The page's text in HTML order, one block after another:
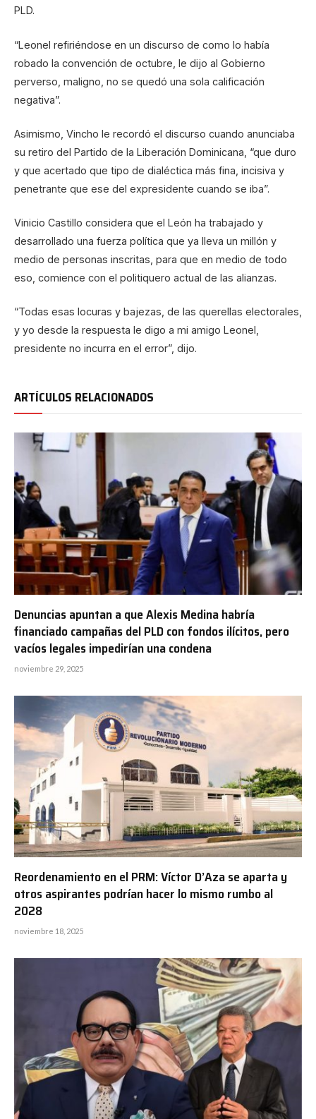
PLD.
“Leonel refiriéndose en un discurso de como lo había
robado la convención de octubre, le dijo al Gobierno
perverso, maligno, no se quedó una sola calificación
negativa”.
Asimismo, Vincho le recordó el discurso cuando anunciaba
su retiro del Partido de la Liberación Dominicana, “que duro
y que acertado que tipo de dialéctica más fina, incisiva y
penetrante que ese del expresidente cuando se iba”.
Vinicio Castillo considera que el León ha trabajado y
desarrollado una fuerza política que ya lleva un millón y
medio de personas inscritas, para que en medio de todo
eso, comience con el politiquero actual de las alianzas.
“Todas esas locuras y bajezas, de las querellas electorales,
y yo desde la respuesta le digo a mi amigo Leonel,
presidente no incurra en el error”, dijo.
ARTÍCULOS RELACIONADOS
Denuncias apuntan a que Alexis Medina habría
financiado campañas del PLD con fondos ilícitos, pero
vacíos legales impedirían una condena
noviembre 29, 2025
Reordenamiento en el PRM: Víctor D’Aza se aparta y
otros aspirantes podrían hacer lo mismo rumbo al
2028
noviembre 18, 2025